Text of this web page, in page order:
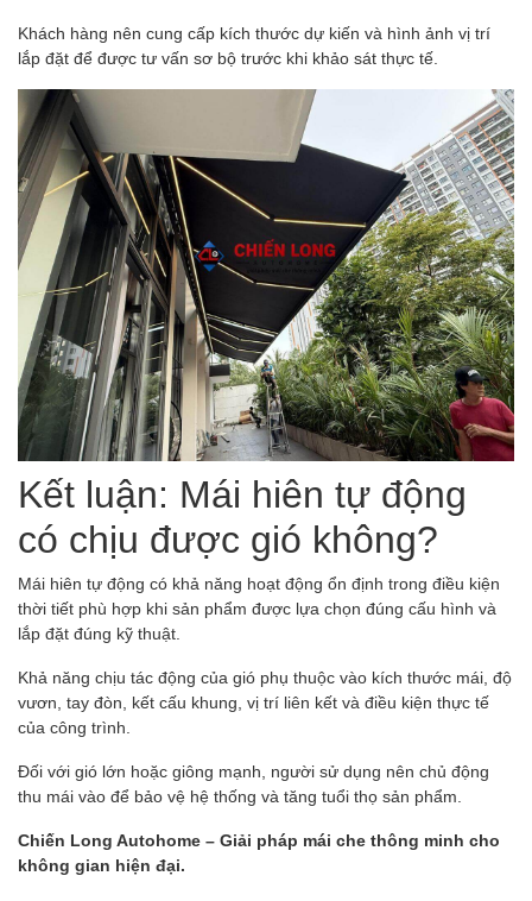
Khách hàng nên cung cấp kích thước dự kiến và hình ảnh vị trí
lắp đặt để được tư vấn sơ bộ trước khi khảo sát thực tế.
Kết luận: Mái hiên tự động
có chịu được gió không?
Mái hiên tự động có khả năng hoạt động ổn định trong điều kiện
thời tiết phù hợp khi sản phẩm được lựa chọn đúng cấu hình và
lắp đặt đúng kỹ thuật.
Khả năng chịu tác động của gió phụ thuộc vào kích thước mái, độ
vươn, tay đòn, kết cấu khung, vị trí liên kết và điều kiện thực tế
của công trình.
Đối với gió lớn hoặc giông mạnh, người sử dụng nên chủ động
thu mái vào để bảo vệ hệ thống và tăng tuổi thọ sản phẩm.
Chiến Long Autohome – Giải pháp mái che thông minh cho
không gian hiện đại.